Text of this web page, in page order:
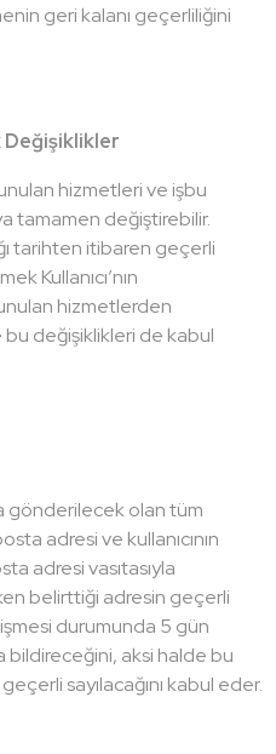
geri kalanı geçerliliğini
Değişiklikler
hizmetleri ve işbu
tamamen değiştirebilir.
tarihten itibaren geçerli
Kullanıcı’nın
hizmetlerden
değişiklikleri de kabul
gönderilecek olan tüm
adresi ve kullanıcının
adresi vasıtasıyla
belirttiği adresin geçerli
durumunda 5 gün
bildireceğini, aksi halde bu
sayılacağını kabul eder.